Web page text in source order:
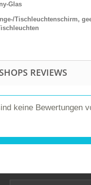
Glas
Tischleuchtenschirm,
REVIEWS
keine Bewertungen